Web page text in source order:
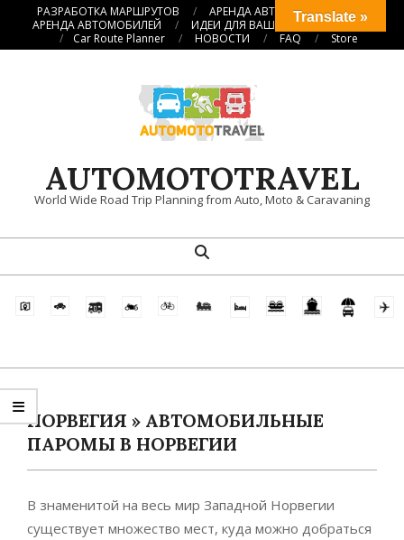
ПерейтиРАЗРАБОТКА МАРШРУТОВ
АРЕНДА АВТОКЕМПЕРОВ
АРЕНДА АВТОМОБИЛЕЙ
ИДЕИ ДЛЯ ВАШИХ ПУТЕШЕСТВИЙ
Car Route Planner
НОВОСТИ FAQ Store
AUTOMOTOTRAVEL
World Wide Road Trip Planning from Auto, Moto & Caravaning
навигационное
Поиск
НОРВЕГИЯ » АВТОМОБИЛЬНЫЕ
ПАРОМЫ В НОРВЕГИИ
В знаменитой на весь мир Западной Норвегии
существует множество мест, куда можно добраться
Translate »